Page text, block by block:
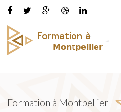
Formation à Montpellier